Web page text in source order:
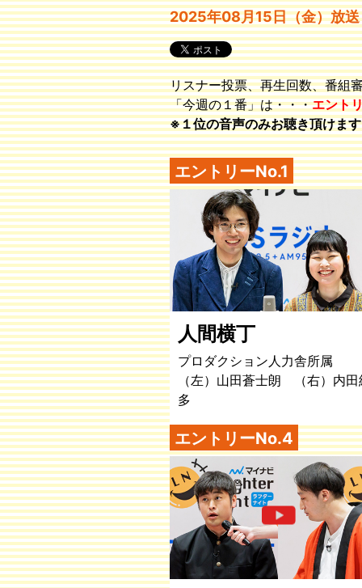
2025年08月15日（金）放送
リスナー投票、再生回数、番組
「今週の１番」は・・・エント
※１位の音声のみお聴き頂けます
エントリーNo.1
人間横丁
プロダクション人力舎所属
（左）山田蒼士朗 （右）内田
多
エントリーNo.4